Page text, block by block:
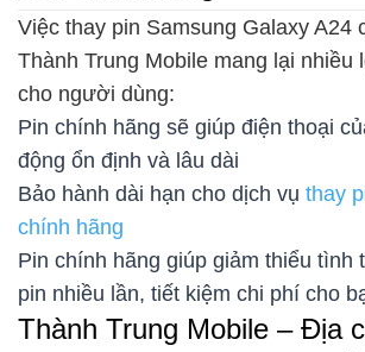
Việc thay pin Samsung Galaxy A24
Thành Trung Mobile mang lại
cho người dùng:
Pin chính hãng sẽ giúp điện thoại
động ổn định và lâu dài
Bảo hành dài hạn cho dịch vụ thay
chính hãng
Pin chính hãng giúp giảm thiểu tình
pin nhiều lần, tiết kiệm chi phí cho
Thành Trung Mobile – Địa